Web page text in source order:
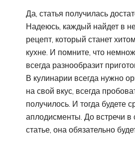
Да, статья получилась
Надеюсь, каждый найдет в
рецепт, который станет
кухне. И помните, что
всегда разнообразит
В кулинарии всегда нужно
на свой вкус, всегда
получилось. И тогда будете
аплодисменты. До встречи
статье, она обязательно